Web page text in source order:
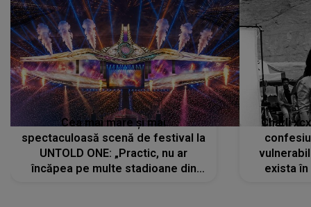
Cea mai mare și mai
spectaculoasă scenă de festival la
UNTOLD ONE: „Practic, nu ar
încăpea pe multe stadioane din
Charli
exista